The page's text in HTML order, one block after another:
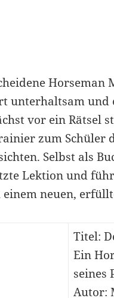
Horseman
unterhaltsam und
vor ein Rätsel
zum Schüler
Selbst als
Lektion und
neuen,
Titel:
Ein
seines
Autor: